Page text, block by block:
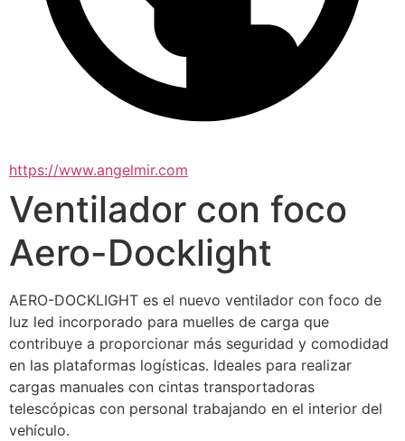
https://www.angelmir.com
Ventilador con foco
Aero-Docklight
AERO-DOCKLIGHT es el nuevo ventilador con foco de
luz led incorporado para muelles de carga que
contribuye a proporcionar más seguridad y comodidad
en las plataformas logísticas. Ideales para realizar
cargas manuales con cintas transportadoras
telescópicas con personal trabajando en el interior del
vehículo.